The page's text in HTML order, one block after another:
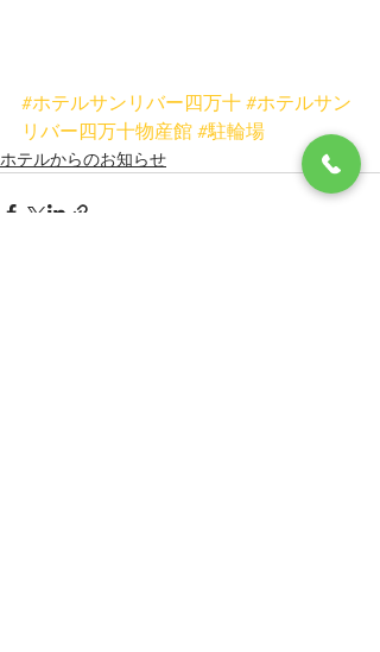
#ホテルサンリバー四万十 #ホテルサン
リバー四万十物産館 #駐輪場
ホテルからのお知らせ